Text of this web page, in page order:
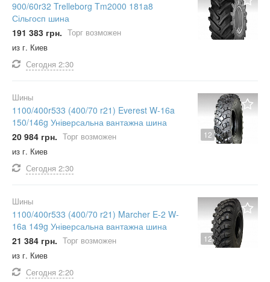
900/60r32 Trelleborg Tm2000 181a8
Сільгосп шина
191 383 грн. Торг возможен
из г. Киев
Сегодня 2:30
12
Шины
1100/400r533 (400/70 r21) Everest W-16a
150/146g Універсальна вантажна шина
20 984 грн. Торг возможен
из г. Киев
Сегодня 2:30
12
Шины
1100/400r533 (400/70 r21) Marcher E-2 W-
16a 149g Універсальна вантажна шина
21 384 грн. Торг возможен
из г. Киев
Сегодня 2:20